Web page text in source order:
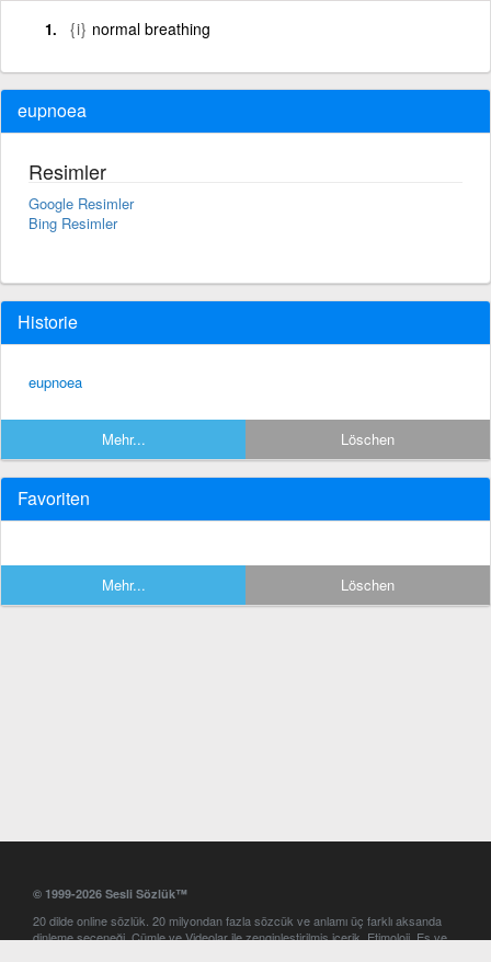
{i} normal breathing
eupnoea
Resimler
Google Resimler
Bing Resimler
Historie
eupnoea
Mehr... Löschen
Favoriten
Mehr... Löschen
© 1999-2026 Sesli Sözlük™
20 dilde online sözlük. 20 milyondan fazla sözcük ve anlamı üç farklı aksanda
dinleme seçeneği. Cümle ve Videolar ile zenginleştirilmiş içerik. Etimoloji, Eş ve